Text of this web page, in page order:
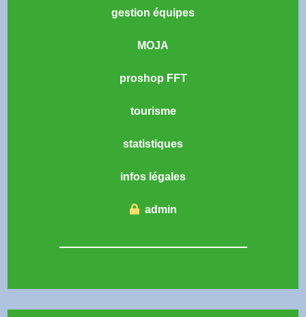
gestion équipes
MOJA
proshop FFT
tourisme
statistiques
infos légales
admin